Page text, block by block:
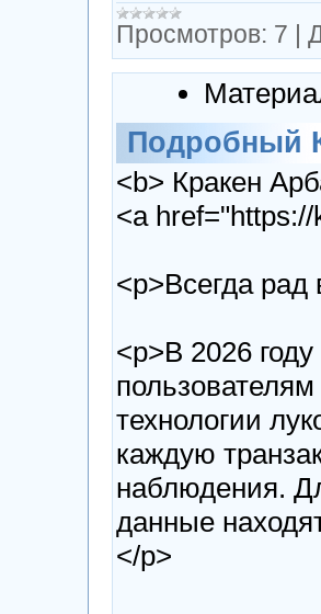
Просмотров: 7 |
Подробный
<b> Кракен
<a href="https://
<p>Всегда рад
<p>В 2026
технологии
каждую
наблюдения.
данные
</p>